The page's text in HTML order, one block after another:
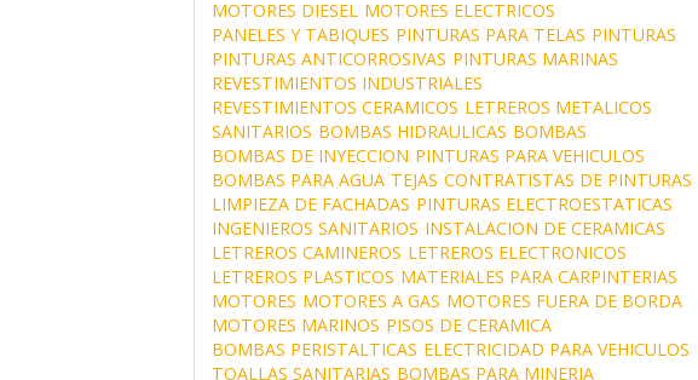
MOTORES DIESEL MOTORES ELECTRICOS
PANELES Y TABIQUES PINTURAS PARA TELAS PINTURAS
PINTURAS ANTICORROSIVAS PINTURAS MARINAS
REVESTIMIENTOS INDUSTRIALES
REVESTIMIENTOS CERAMICOS LETREROS METALICOS
SANITARIOS BOMBAS HIDRAULICAS BOMBAS
BOMBAS DE INYECCION PINTURAS PARA VEHICULOS
BOMBAS PARA AGUA TEJAS CONTRATISTAS DE PINTURAS
LIMPIEZA DE FACHADAS PINTURAS ELECTROESTATICAS
INGENIEROS SANITARIOS INSTALACION DE CERAMICAS
LETREROS CAMINEROS LETREROS ELECTRONICOS
LETREROS PLASTICOS MATERIALES PARA CARPINTERIAS
MOTORES MOTORES A GAS MOTORES FUERA DE BORDA
MOTORES MARINOS PISOS DE CERAMICA
BOMBAS PERISTALTICAS ELECTRICIDAD PARA VEHICULOS
TOALLAS SANITARIAS BOMBAS PARA MINERIA